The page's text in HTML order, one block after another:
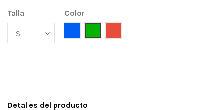
Talla
Color
Detalles del producto